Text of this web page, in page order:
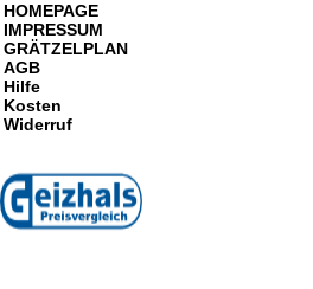
HOMEPAGE
IMPRESSUM
GRÄTZELPLAN
AGB
Hilfe
Kosten
Widerruf